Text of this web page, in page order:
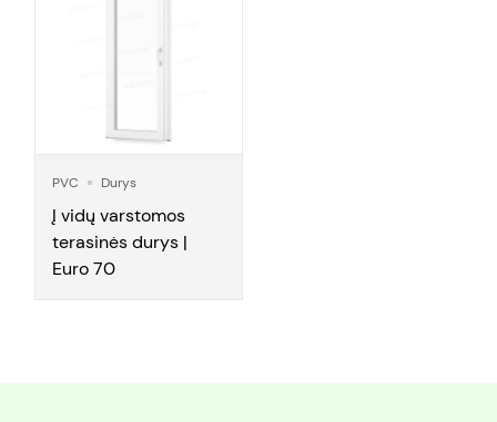
PVC Durys
Į vidų varstomos
terasinės durys |
Euro 70